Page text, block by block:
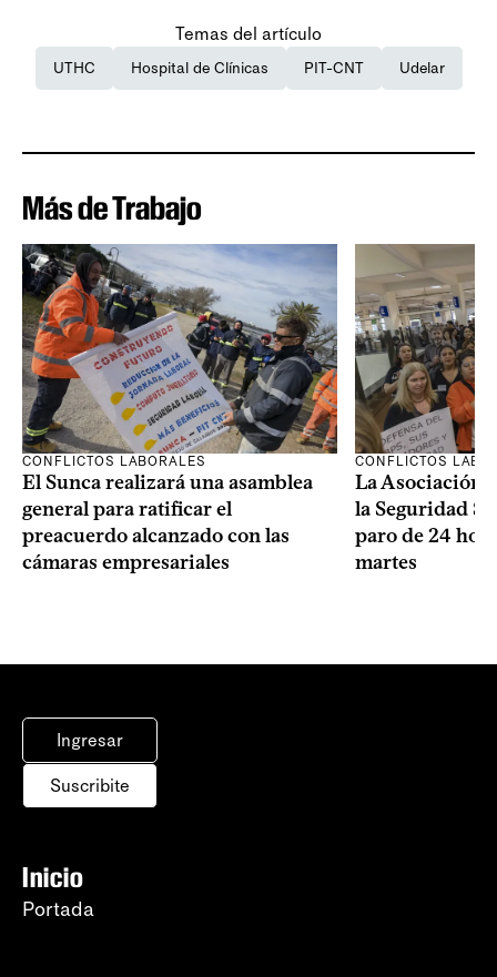
Temas del artículo
UTHC Hospital de Clínicas PIT-CNT Udelar
Más de Trabajo
CONFLICTOS LABORALES
El Sunca realizará una asamblea
general para ratificar el
preacuerdo alcanzado con las
cámaras empresariales
CONFLICTOS
La Asociación
la Seguridad
paro de 24
martes
Ingresar
Suscribite
Inicio
Portada